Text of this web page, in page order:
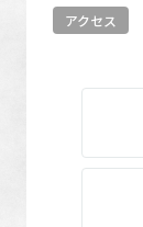
ンよりお
アクセス